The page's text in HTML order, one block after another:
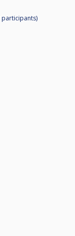
participants)